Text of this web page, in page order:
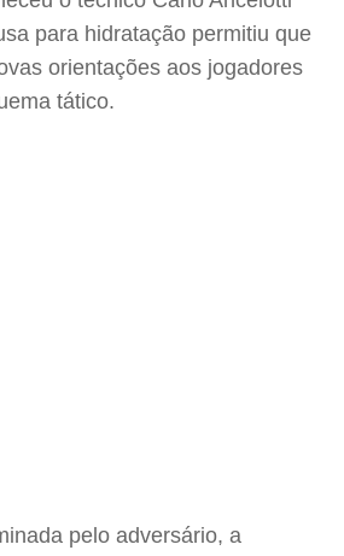
para hidratação permitiu que
orientações aos jogadores
tático.
pelo adversário, a